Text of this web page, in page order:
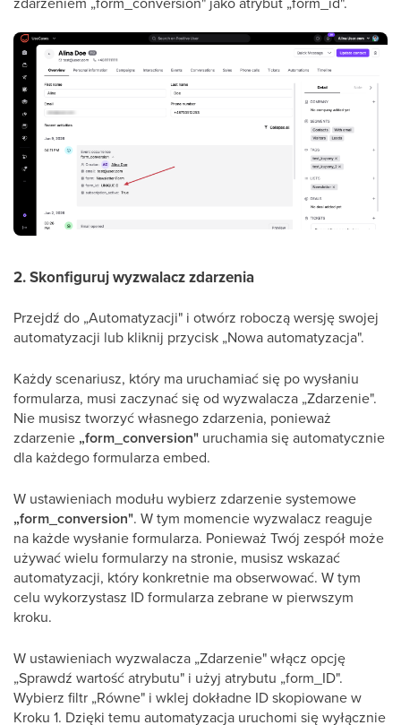
2. Skonfiguruj wyzwalacz zdarzenia
Przejdź do „Automatyzacji" i otwórz roboczą wersję swojej
automatyzacji lub kliknij przycisk „Nowa automatyzacja".
Każdy scenariusz, który ma uruchamiać się po wysłaniu
formularza, musi zaczynać się od wyzwalacza „Zdarzenie".
Nie musisz tworzyć własnego zdarzenia, ponieważ
zdarzenie „form_conversion" uruchamia się automatycznie
dla każdego formularza embed.
W ustawieniach modułu wybierz zdarzenie systemowe
„form_conversion". W tym momencie wyzwalacz reaguje
na każde wysłanie formularza. Ponieważ Twój zespół może
używać wielu formularzy na stronie, musisz wskazać
automatyzacji, który konkretnie ma obserwować. W tym
celu wykorzystasz ID formularza zebrane w pierwszym
kroku.
W ustawieniach wyzwalacza „Zdarzenie" włącz opcję
„Sprawdź wartość atrybutu" i użyj atrybutu „form_ID".
Wybierz filtr „Równe" i wklej dokładne ID skopiowane w
Kroku 1. Dzięki temu automatyzacja uruchomi się wyłącznie